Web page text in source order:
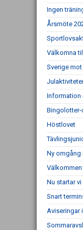
Ingen
Årsmöte
Välkomna
Sverige mot
Information
Bingolotter-
Höstlovet
Ny omgång
Nu startar
Snart
Aviseringar